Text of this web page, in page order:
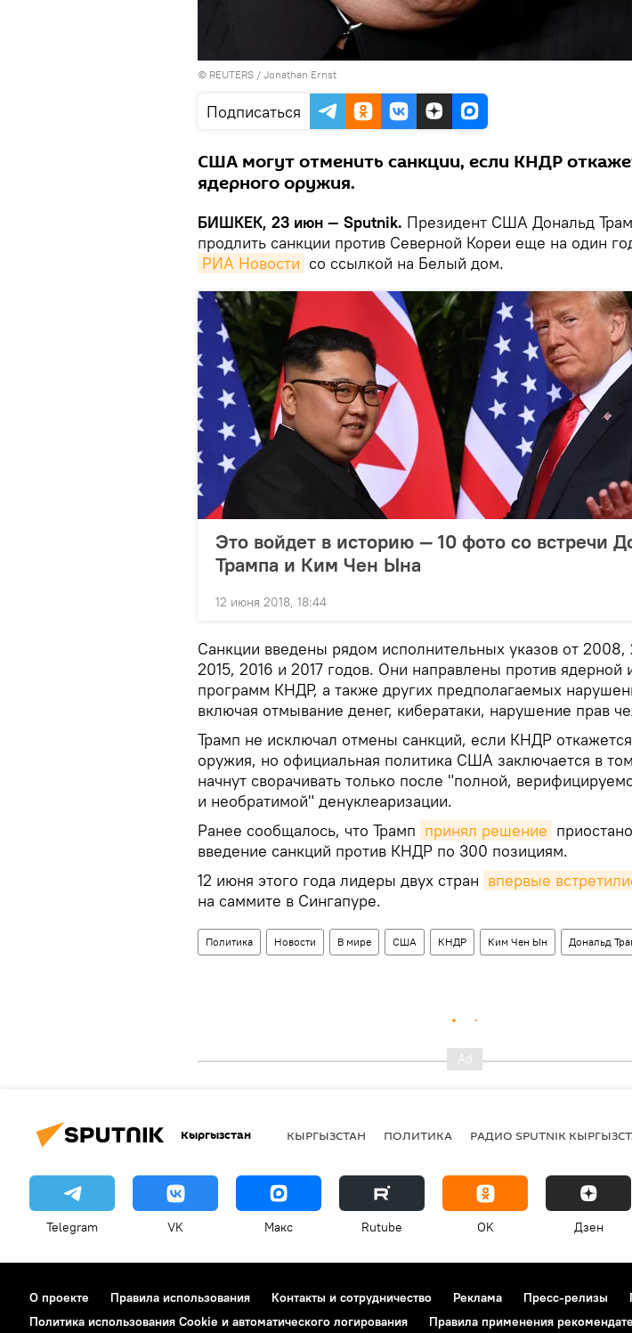
© REUTERS / Jonathan Ernst
Подписаться
США могут отменить санкции, если КНДР
ядерного оружия.
БИШКЕК, 23 июн — Sputnik. Президент США Дональд
продлить санкции против Северной Кореи еще на один
РИА Новости со ссылкой на Белый дом.
Это войдет в историю — 10 фото со встречи
Трампа и Ким Чен Ына
12 июня 2018, 18:44
Санкции введены рядом исполнительных указов от 2008,
2015, 2016 и 2017 годов. Они направлены против ядерной
программ КНДР, а также других предполагаемых
включая отмывание денег, кибератаки, нарушение прав
Трамп не исключал отмены санкций, если КНДР
оружия, но официальная политика США заключается в
начнут сворачивать только после "полной,
и необратимой" денуклеаризации.
Ранее сообщалось, что Трамп принял решение
введение санкций против КНДР по 300 позициям.
12 июня этого года лидеры двух стран впервые
на саммите в Сингапуре.
Политика Новости В мире США КНДР Ким Чен Ын Дональд
Кыргызстан КЫРГЫЗСТАН ПОЛИТИКА РАДИО SPUTNIK
Telegram VK Макс Rutube OK Дзен
О проекте Правила использования Контакты и сотрудничество Реклама Пресс-релизы
Политика использования Cookie и автоматического логирования
Правила применения